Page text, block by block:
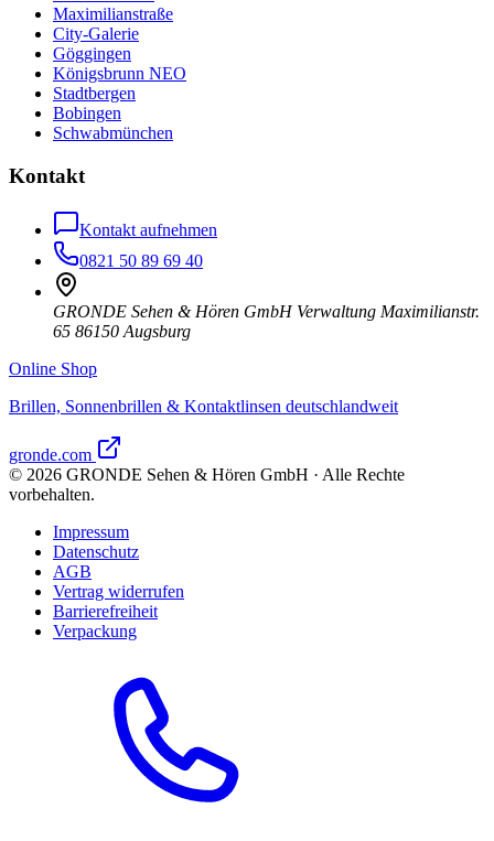
Maximilianstraße
City-Galerie
Göggingen
Königsbrunn NEO
Stadtbergen
Bobingen
Schwabmünchen
Kontakt
Kontakt aufnehmen
0821 50 89 69 40
GRONDE Sehen & Hören GmbH Verwaltung Maximilianstr.
65 86150 Augsburg
Online Shop
Brillen, Sonnenbrillen & Kontaktlinsen deutschlandweit
gronde.com
© 2026 GRONDE Sehen & Hören GmbH · Alle Rechte
vorbehalten.
Impressum
Datenschutz
AGB
Vertrag widerrufen
Barrierefreiheit
Verpackung